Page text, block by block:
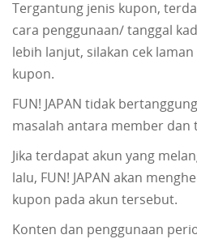
Tergantung jenis kupon,
cara penggunaan/ tanggal
lebih lanjut, silakan cek
kupon.
FUN! JAPAN tidak
masalah antara member dan
Jika terdapat akun yang
lalu, FUN! JAPAN akan
kupon pada akun tersebut.
Konten dan penggunaan